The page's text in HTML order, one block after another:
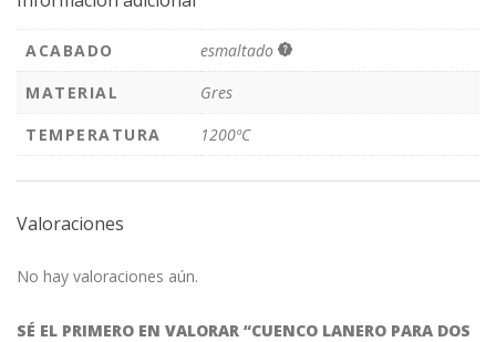
ACABADO
esmaltado
MATERIAL
Gres
TEMPERATURA
1200ºC
Valoraciones
No hay valoraciones aún.
SÉ EL PRIMERO EN VALORAR “CUENCO LANERO PARA DOS